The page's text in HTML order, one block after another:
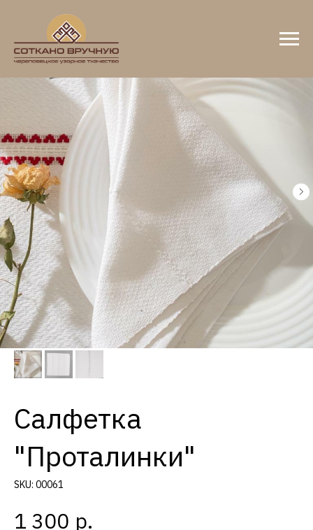
Салфетка
"Проталинки"
SKU: 00061
1 300 р.